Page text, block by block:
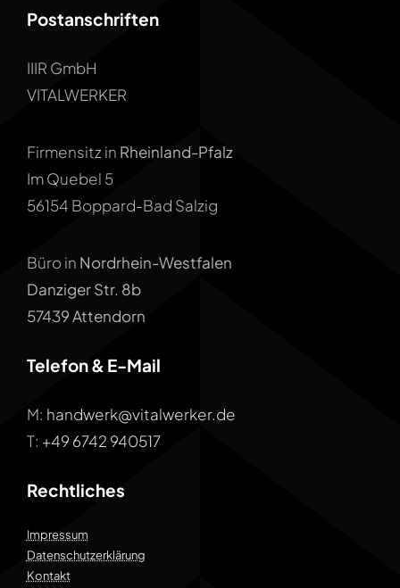
Postanschriften
IIIR GmbH
VITALWERKER
Firmensitz in Rheinland-Pfalz
Im Quebel 5
56154 Boppard-Bad Salzig
Büro in Nordrhein-Westfalen
Danziger Str. 8b
57439 Attendorn
Telefon & E-Mail
M: handwerk@vitalwerker.de
T: +49 6742 940517
Rechtliches
Impressum
Datenschutzerklärung
Kontakt